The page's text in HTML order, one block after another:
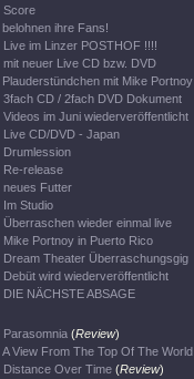
Score
belohnen ihre Fans!
Live im Linzer POSTHOF !!!!
mit neuer Live CD bzw. DVD
Plauderstündchen mit Mike Portnoy
3fach CD / 2fach DVD Dokument
Videos im Juni wiederveröffentlicht
Live CD/DVD - Japan
Drumlession
Re-release
neues Futter
Im Studio
Überraschen wieder einmal live
Mike Portnoy in Puerto Rico
Dream Theater Überraschungsgig
Debüt wird wiederveröffentlicht
DIE NÄCHSTE ABSAGE
Parasomnia (Review)
A View From The Top Of The World
Distance Over Time (Review)